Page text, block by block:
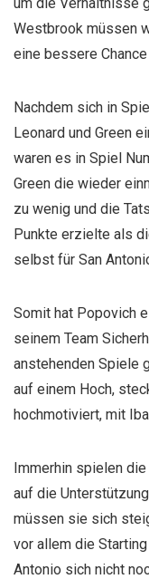
Westbrook müssen
eine bessere Chance
Nachdem sich in
Leonard und Green
waren es in Spiel
Green die wieder
zu wenig und die
Punkte erzielte als
selbst für San
Somit hat Popovich
seinem Team
anstehenden Spiele
auf einem Hoch,
hochmotiviert, mit
Immerhin spielen
auf die
müssen sie sich
vor allem die
Antonio sich nicht